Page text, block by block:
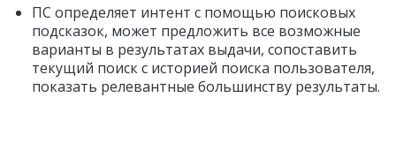
ПС определяет интент с помощью поисковых
подсказок, может предложить все возможные
варианты в результатах выдачи, сопоставить
текущий поиск с историей поиска пользователя,
показать релевантные большинству результаты.